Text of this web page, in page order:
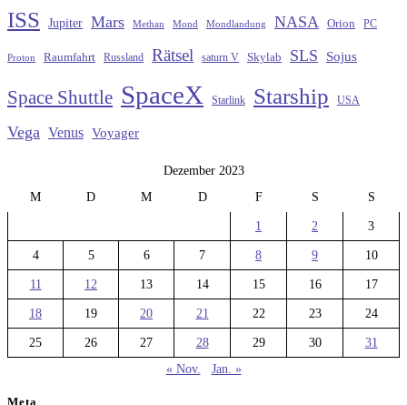
ISS Jupiter Mars Methan Mond Mondlandung NASA Orion PC
Proton Raumfahrt Russland Rätsel saturn V Skylab SLS Sojus
Space Shuttle SpaceX Starlink Starship USA
Vega Venus Voyager
Dezember 2023
M
D M D F S S
1 2 3
4 5 6 7 8 9 10
11 12 13 14 15 16 17
18 19 20 21 22 23 24
25 26 27 28 29 30
31
« Nov.
Jan. »
Meta